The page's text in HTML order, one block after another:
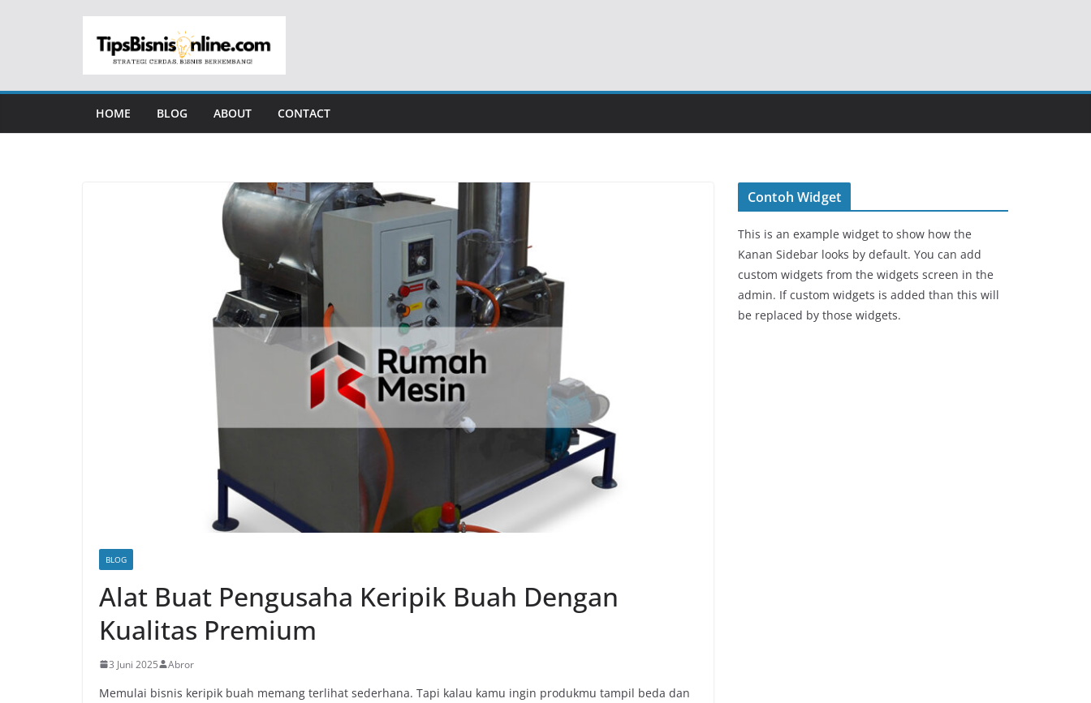
HOME BLOG ABOUT CONTACT
BLOG
Alat Buat Pengusaha Keripik Buah Dengan
Kualitas Premium
3 Juni 2025 Abror
Memulai bisnis keripik buah memang terlihat sederhana. Tapi kalau kamu ingin produkmu tampil beda dan
Contoh Widget
This is an example widget to show how the
Kanan Sidebar looks by default. You can add
custom widgets from the widgets screen in the
admin. If custom widgets is added than this will
be replaced by those widgets.